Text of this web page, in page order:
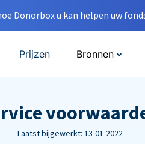
Donorbox u kan helpen uw
Prijzen Bronnen
Laatst bijgewerkt: 13-01-2022